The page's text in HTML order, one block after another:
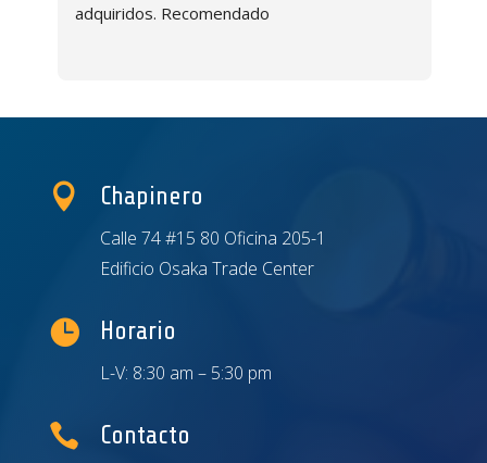
adquiridos. Recomendado
 Chapinero
Calle 74 #15 80 Oficina 205-1
Edificio Osaka Trade Center
 Horario
L-V: 8:30 am – 5:30 pm
 Contacto